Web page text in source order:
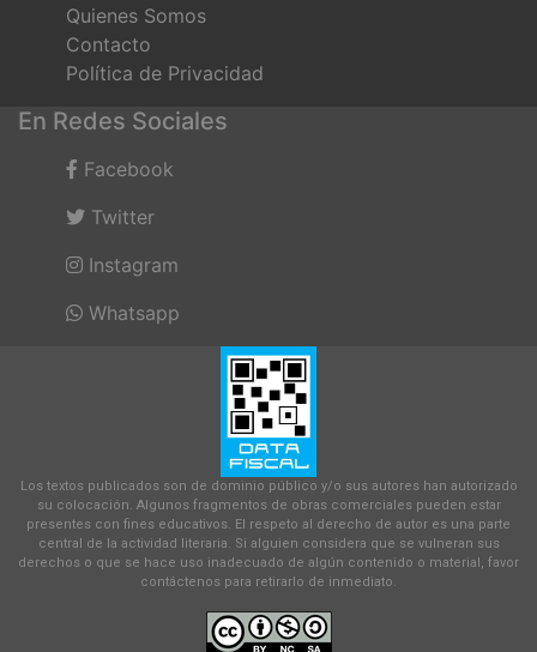
Quienes Somos
Contacto
Política de Privacidad
En Redes Sociales
Facebook
Twitter
Instagram
Whatsapp
Los textos publicados son de dominio público y/o sus autores han autorizado
su colocación. Algunos fragmentos de obras comerciales pueden estar
presentes con fines educativos. El respeto al derecho de autor es una parte
central de la actividad literaria. Si alguien considera que se vulneran sus
derechos o que se hace uso inadecuado de algún contenido o material, favor
contáctenos para retirarlo de inmediato.